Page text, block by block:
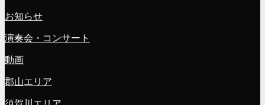
お知らせ
演奏会・コンサート
動画
郡山エリア